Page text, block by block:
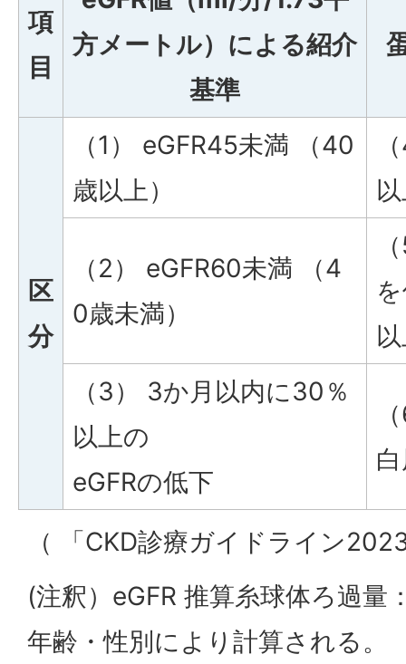
項
目
方メートル）による紹介
基準
区
分
（1） eGFR45未満 （40
歳以上）
（2） eGFR60未満 （4
0歳未満）
（3） 3か月以内に30％
以上の
eGFRの低下
（ 「CKD診療ガイドライン
(注釈）eGFR 推算糸球体ろ過量
年齢・性別により計算される。